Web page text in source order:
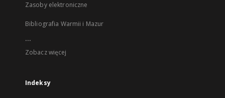
Zasoby elektroniczne
Bibliografia Warmii i Mazur
...
Zobacz więcej
Indeksy